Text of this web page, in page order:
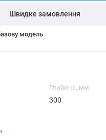
Швидке замовлення
модель
Глибина, мм
300